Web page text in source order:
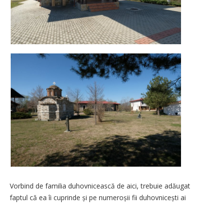
Vorbind de familia duhovnicească de aici, trebuie adăugat
faptul că ea îi cuprinde și pe numeroșii fii duhovnicești ai